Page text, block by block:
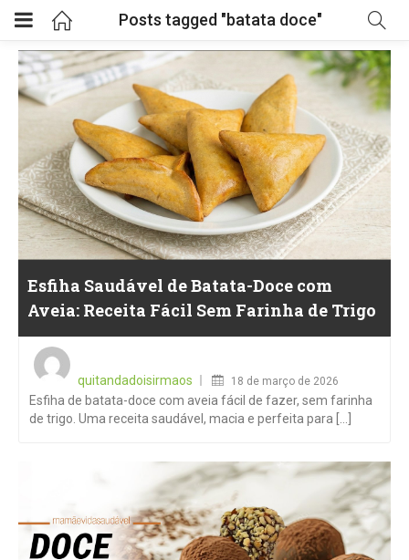
Posts tagged "batata doce"
Esfiha Saudável de Batata-Doce com
Aveia: Receita Fácil Sem Farinha de Trigo
quitandadoisirmaos
18 de março de 2026
Esfiha de batata-doce com aveia fácil de fazer, sem farinha
de trigo. Uma receita saudável, macia e perfeita para [...]